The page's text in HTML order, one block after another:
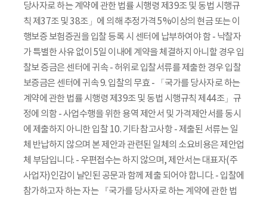
당사자로 하는 계약에 관한 법률 시행령 제39조 및 동법 시행규
칙 제37조 및 38조」에 의해 추정가격 5%이상의 현금 또는 이
행보증 보험증권을 입찰 등록 시 센터에 납부하여야 함 - 낙찰자
가 특별한 사유 없이 5일 이내에 계약을 체결하지 아니할 경우 입
찰보 증금은 센터에 귀속 - 허위로 입찰서류를 제출한 경우 입찰
보증금은 센터에 귀속 9. 입찰의 무효 - 「국가를 당사자로 하는
계약에 관한 법률 시행령 제39조 및 동법 시행규칙 제44조」규
정에 의함 - 사업수행을 위한 용역 제안서 및 가격제안서를 동시
에 제출하지 아니한 입찰 10. 기타 참고사항 - 제출된 서류는 일
체 반납하지 않으며 본 제안과 관련된 일체의 소요비용은 제안업
체 부담입니다. - 우편접수는 하지 않으며, 제안서는 대표자(주
사업자)인감이 날인된 공문과 함께 제출 되어야 합니다. - 입찰에
참가하고자 하는 자는 『국가를 당사자로 하는 계약에 관한 법